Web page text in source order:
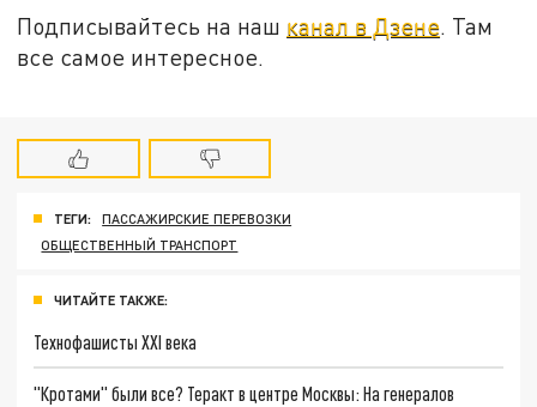
Подписывайтесь на наш канал в Дзене. Там
все самое интересное.
ТЕГИ:
ПАССАЖИРСКИЕ ПЕРЕВОЗКИ
ОБЩЕСТВЕННЫЙ ТРАНСПОРТ
ЧИТАЙТЕ ТАКЖЕ:
Технофашисты XXI века
"Кротами" были все? Теракт в центре Москвы: На генералов